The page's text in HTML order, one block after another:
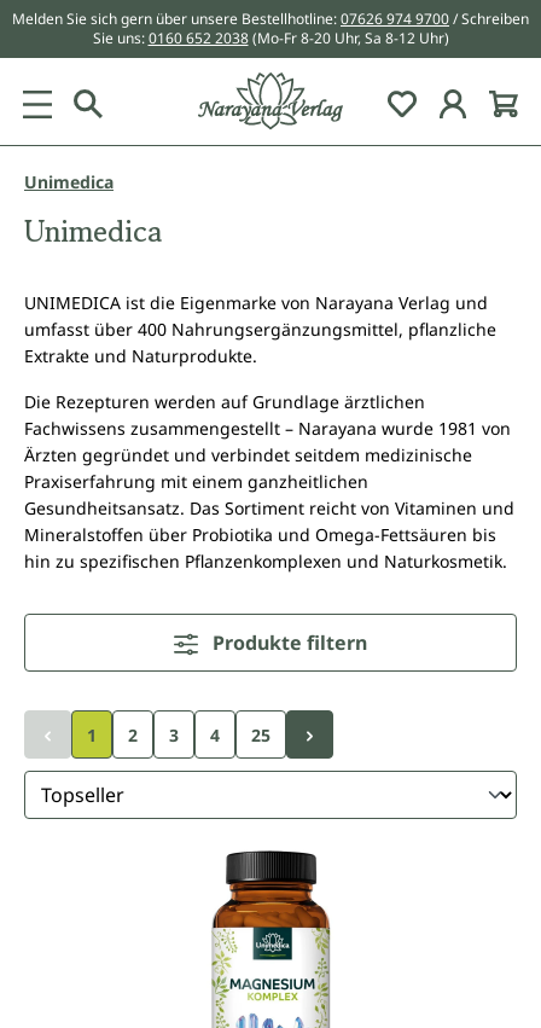
springen
Melden Sie sich gern über unsere Bestellhotline:07626 974 9700/ Schreiben
Sie uns:0160 652 2038 (Mo-Fr 8-20 Uhr, Sa 8-12 Uhr)
Du hast 0
Unimedica
Unimedica
UNIMEDICA ist die Eigenmarke von Narayana Verlag und
umfasst über 400 Nahrungsergänzungsmittel, pflanzliche
Extrakte und Naturprodukte.
Die Rezepturen werden auf Grundlage ärztlichen
Fachwissens zusammengestellt – Narayana wurde 1981 von
Ärzten gegründet und verbindet seitdem medizinische
Praxiserfahrung mit einem ganzheitlichen
Gesundheitsansatz. Das Sortiment reicht von Vitaminen und
Mineralstoffen über Probiotika und Omega-Fettsäuren bis
hin zu spezifischen Pflanzenkomplexen und Naturkosmetik.
Produkte filtern
1 Seite
2 Seite
3 Seite
4 25